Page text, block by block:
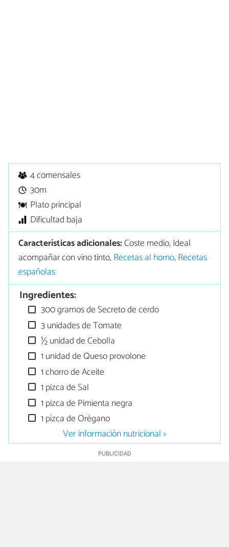
4 comensales
30m
Plato principal
Dificultad baja
Características adicionales:Coste medio, Ideal
acompañar con vino tinto,Recetas al horno,Recetas
españolas
Ingredientes:
300 gramos de Secreto de cerdo
3 unidades de Tomate
½ unidad de Cebolla
1 unidad de Queso provolone
1 chorro de Aceite
1 pizca de Sal
1 pizca de Pimienta negra
1 pizca de Orégano
Ver información nutricional >